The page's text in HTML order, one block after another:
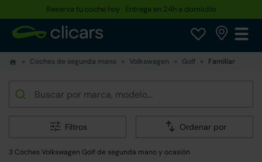
Reserva tu coche hoy · Entrega en 24h a domicilio
Coches de segunda mano Volkswagen Golf Familiar
Filtros Ordenar por
3 Coches Volkswagen Golf de segunda mano y ocasión